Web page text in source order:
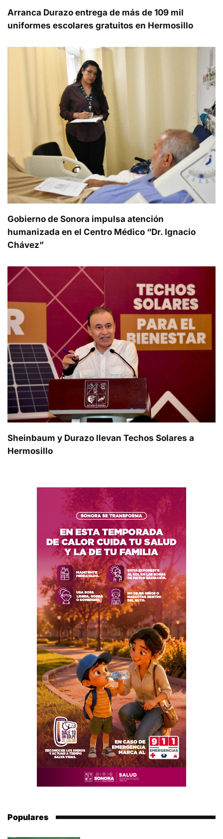
Arranca Durazo entrega de más de 109 mil
uniformes escolares gratuitos en Hermosillo
Gobierno de Sonora impulsa atención
humanizada en el Centro Médico “Dr. Ignacio
Chávez”
Sheinbaum y Durazo llevan Techos Solares a
Hermosillo
Populares